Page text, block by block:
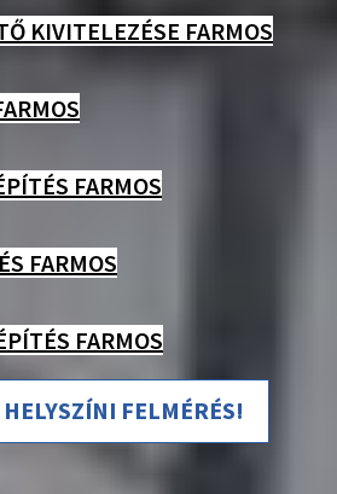
KIVITELEZÉSE FARMOS
FARMOS
FARMOS
FARMOS
FELMÉRÉS!